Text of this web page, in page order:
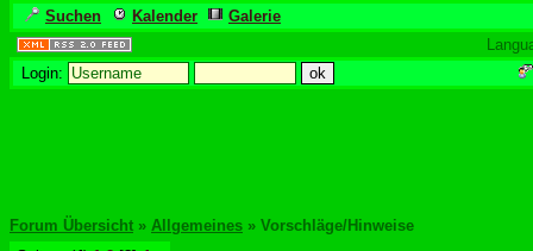
Suchen Kalender
Galerie
Login:
Forum Übersicht » Allgemeines » Vorschläge/Hinweise